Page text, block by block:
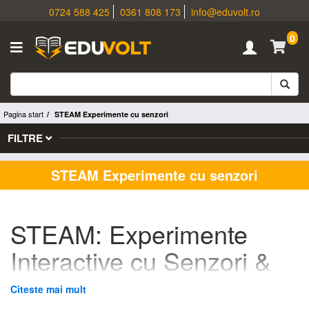
0724 588 425 0361 808 173
info@eduvolt.ro
0
Pagina start STEAM Experimente cu senzori
FILTRE
STEAM Experimente cu senzori
STEAM: Experimente
Interactive cu Senzori &
Resurse Educative
Citeste mai mult